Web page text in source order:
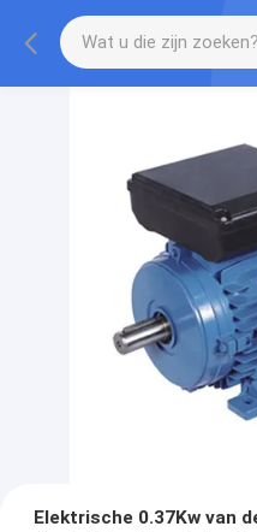
Elektrische 0.37Kw van